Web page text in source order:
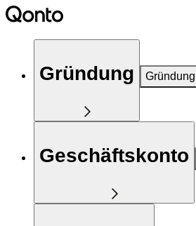
Gründung Gründung
Geschäftskonto